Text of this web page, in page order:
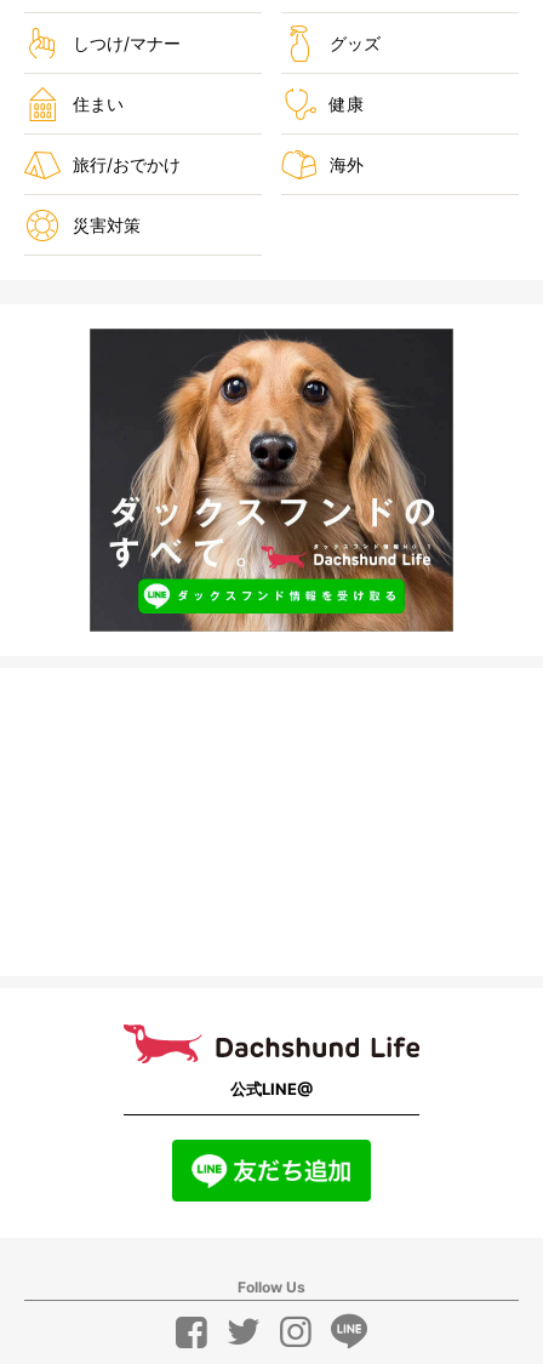
しつけ/マナー グッズ
住まい 健康
旅行/おでかけ 海外
災害対策
公式LINE@
Follow Us